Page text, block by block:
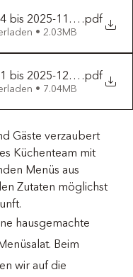
bis 2025-11-30.pdf
• 2.03MB
bis 2025-12-07.pdf
• 7.04MB
Gäste verzaubert
Küchenteam mit
Menüs aus
Zutaten möglichst
hausgemachte
Beim
wir auf die